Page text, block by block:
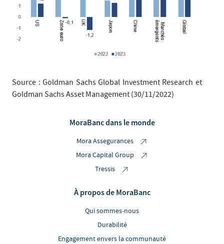
Source : Goldman Sachs Global Investment Research et
Goldman Sachs Asset Management (30/11/2022)
MoraBanc dans le monde
Mora Assegurances
Mora Capital Group
Tressis
À propos de MoraBanc
Qui sommes-nous
Durabilité
Engagement envers la communauté